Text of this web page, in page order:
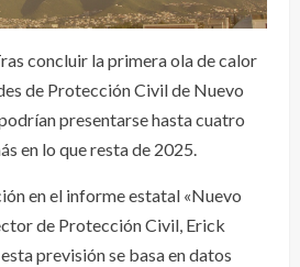
concluir la primera ola de calor
de Protección Civil de Nuevo
presentarse hasta cuatro
en lo que resta de 2025.
en el informe estatal «Nuevo
de Protección Civil, Erick
previsión se basa en datos